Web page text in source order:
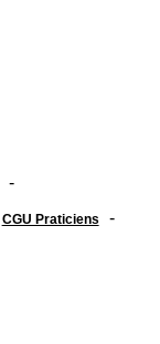
-
CGU Praticiens -